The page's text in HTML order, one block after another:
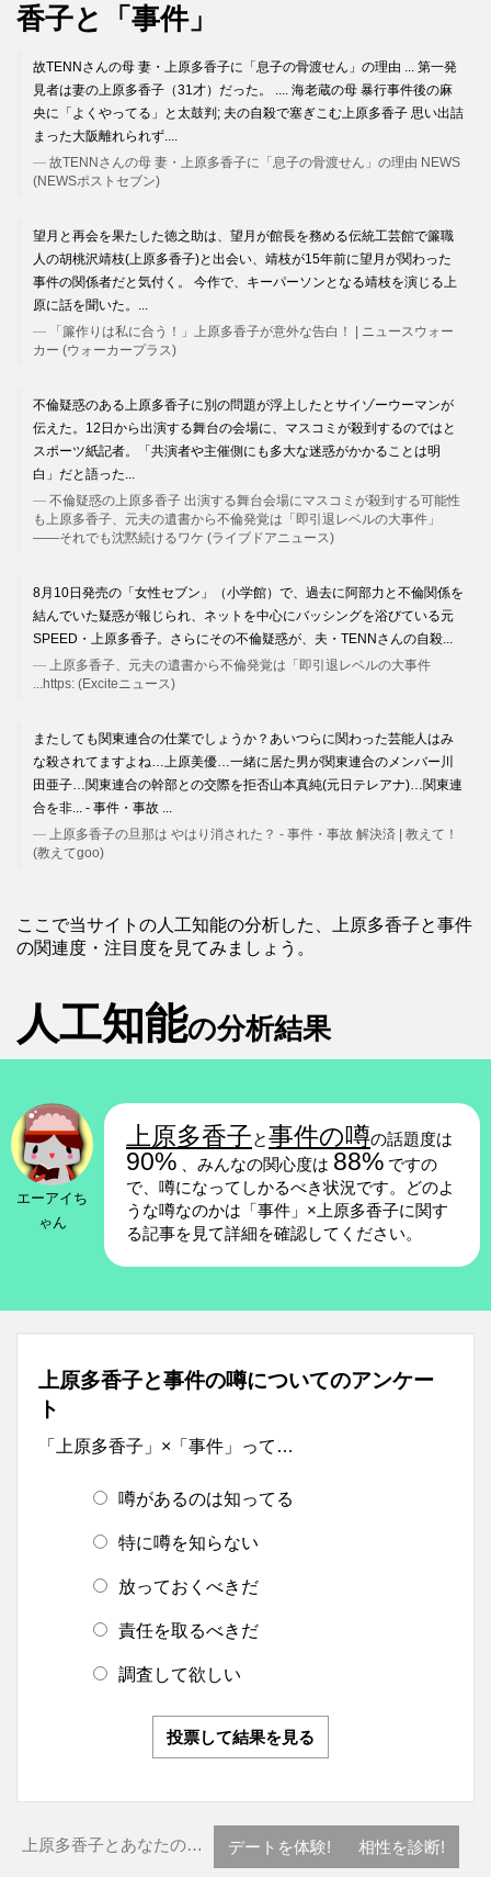
香子と「事件」
故TENNさんの母 妻・上原多香子に「息子の骨渡せん」の理由 ... 第一発
見者は妻の上原多香子（31才）だった。 .... 海老蔵の母 暴行事件後の麻
央に「よくやってる」と太鼓判; 夫の自殺で塞ぎこむ上原多香子 思い出詰
まった大阪離れられず....
故TENNさんの母 妻・上原多香子に「息子の骨渡せん」の理由 NEWS
(NEWSポストセブン)
望月と再会を果たした徳之助は、望月が館長を務める伝統工芸館で簾職
人の胡桃沢靖枝(上原多香子)と出会い、靖枝が15年前に望月が関わった
事件の関係者だと気付く。 今作で、キーパーソンとなる靖枝を演じる上
原に話を聞いた。...
「簾作りは私に合う！」上原多香子が意外な告白！ | ニュースウォー
カー (ウォーカープラス)
不倫疑惑のある上原多香子に別の問題が浮上したとサイゾーウーマンが
伝えた。12日から出演する舞台の会場に、マスコミが殺到するのではと
スポーツ紙記者。「共演者や主催側にも多大な迷惑がかかることは明
白」だと語った...
不倫疑惑の上原多香子 出演する舞台会場にマスコミが殺到する可能性
も上原多香子、元夫の遺書から不倫発覚は「即引退レベルの大事件」
——それでも沈黙続けるワケ (ライブドアニュース)
8月10日発売の「女性セブン」（小学館）で、過去に阿部力と不倫関係を
結んでいた疑惑が報じられ、ネットを中心にバッシングを浴びている元
SPEED・上原多香子。さらにその不倫疑惑が、夫・TENNさんの自殺...
上原多香子、元夫の遺書から不倫発覚は「即引退レベルの大事件
...https: (Exciteニュース)
またしても関東連合の仕業でしょうか？あいつらに関わった芸能人はみ
な殺されてますよね…上原美優…一緒に居た男が関東連合のメンバー川
田亜子…関東連合の幹部との交際を拒否山本真純(元日テレアナ)…関東連
合を非... - 事件・事故 ...
上原多香子の旦那は やはり消された？ - 事件・事故 解決済 | 教えて！
(教えてgoo)
ここで当サイトの人工知能の分析した、上原多香子と事件
の関連度・注目度を見てみましょう。
人工知能の分析結果
エーアイち
ゃん
上原多香子と事件の噂の話題度は
90% 、みんなの関心度は 88% ですの
で、噂になってしかるべき状況です。どのよ
うな噂なのかは「事件」×上原多香子に関す
る記事を見て詳細を確認してください。
上原多香子と事件の噂についてのアンケー
ト
「上原多香子」×「事件」って…
噂があるのは知ってる
特に噂を知らない
放っておくべきだ
責任を取るべきだ
調査して欲しい
投票して結果を見る
上原多香子とあなたの… デートを体験! 相性を診断!